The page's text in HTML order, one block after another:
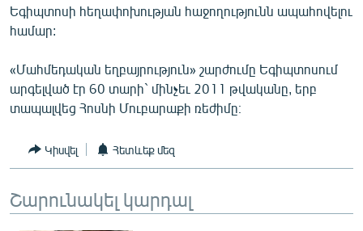
ՄՇԱԿՈՒՅԹ
ՄԵԿՆԱԲԱՆՈՒԹՅՈՒՆ
ՏՏ ԵՒ ԻՆՏԵՐՆԵՏ
ՏԵՍԱՆՅՈՒԹԵՐ
Եգիպտոսի հեղափոխության հաջողությունն ապահովելու
համար:
«Մահմեդական եղբայրություն» շարժումը Եգիպտոսում
արգելված էր 60 տարի` մինչեւ 2011 թվականը, երբ
տապալվեց Հոսնի Մուբարաքի ռեժիմը։
Կիսվել Հետևեք մեզ
Շարունակել կարդալ